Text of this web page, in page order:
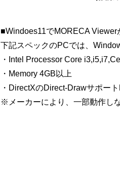
■Windoes11でMORECA Viewer
下記スペックのPCでは、
・Intel Processor Core
・Memory 4GB以上
・DirectXのDirect-Drawサポー
※メーカーにより、一部動作し